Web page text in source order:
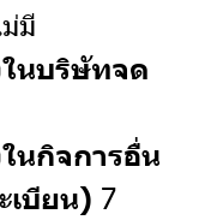
มี
นบริษัทจด
นกิจการอื่น
บียน) 7